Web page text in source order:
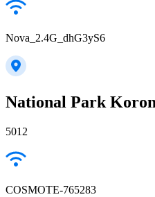
Nova_2.4G_dhG3yS6
National Park
5012
COSMOTE-765283